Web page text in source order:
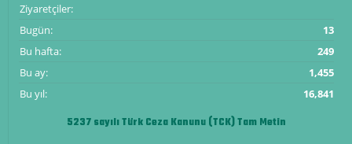
Ziyaretçiler:
Bugün:
13
Bu hafta:
249
Bu ay:
1,455
Bu yıl:
16,841
5237 sayılı Türk Ceza Kanunu (TCK) Tam Metin